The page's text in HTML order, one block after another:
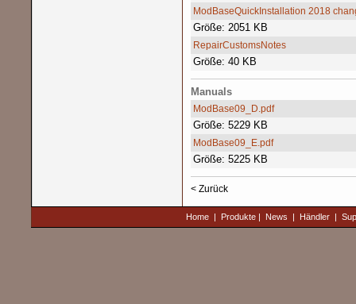
ModBaseQuickInstallation 2018
Größe: 2051 KB
RepairCustomsNotes
Größe: 40 KB
Manuals
ModBase09_D.pdf
Größe: 5229 KB
ModBase09_E.pdf
Größe: 5225 KB
< Zurück
Home | Produkte | News | Händler |